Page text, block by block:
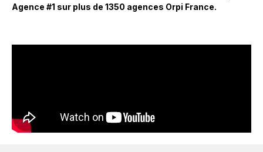
Agence #1 sur plus de 1350 agences Orpi France.